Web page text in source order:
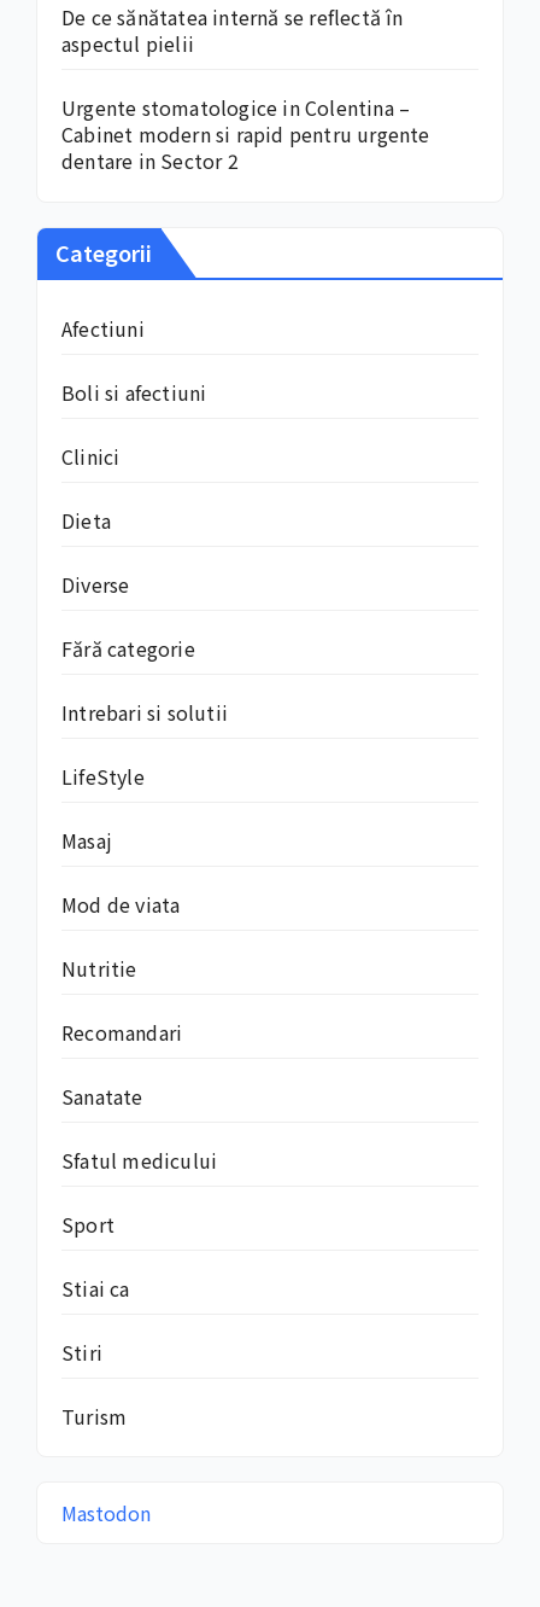
De ce sănătatea internă se reflectă în
aspectul pielii
Urgente stomatologice in Colentina –
Cabinet modern si rapid pentru urgente
dentare in Sector 2
Categorii
Afectiuni
Boli si afectiuni
Clinici
Dieta
Diverse
Fără categorie
Intrebari si solutii
LifeStyle
Masaj
Mod de viata
Nutritie
Recomandari
Sanatate
Sfatul medicului
Sport
Stiai ca
Stiri
Turism
Mastodon